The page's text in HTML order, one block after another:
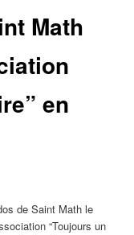
Math
en
de Saint Math le
“Toujours un